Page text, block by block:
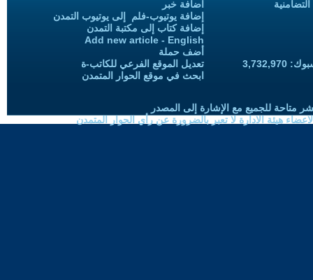
اضافة خبر
إضافة يوتيوب-فلم إلى يوتيوب التمدن
إضافة كتاب إلى مكتبة التمدن
Add new article - English
أضف حملة
تعديل الموقع الفرعي للكاتب-ة
ابحث في موقع الحوار المتمدن
متاحة للجميع مع الإشارة إلى المصدر
هيئة الادارة لا تعبر بالضرورة عن رأي الحوار المتمدن